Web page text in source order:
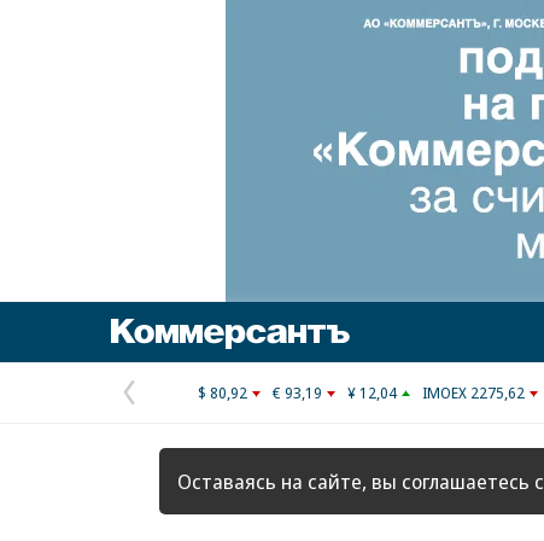
Предыдущая
страница
$ 80,92 € 93,19 ¥ 12,04 IMOEX 2275,62
Оставаясь на сайте, вы соглашаетесь с